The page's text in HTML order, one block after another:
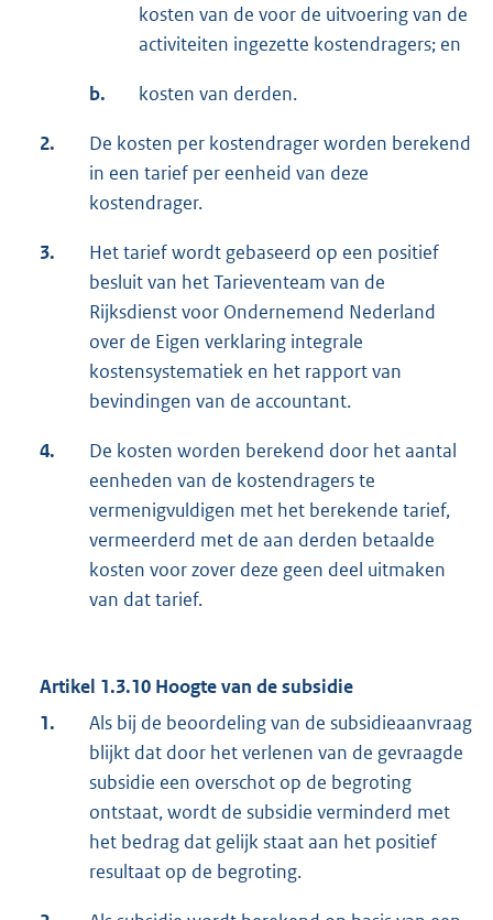
kosten van de voor de uitvoering van de
activiteiten ingezette kostendragers; en
b. kosten van derden.
2.
De kosten per kostendrager worden berekend
in een tarief per eenheid van deze
kostendrager.
3.
Het tarief wordt gebaseerd op een positief
besluit van het Tarieventeam van de
Rijksdienst voor Ondernemend Nederland
over de Eigen verklaring integrale
kostensystematiek en het rapport van
bevindingen van de accountant.
4.
De kosten worden berekend door het aantal
eenheden van de kostendragers te
vermenigvuldigen met het berekende tarief,
vermeerderd met de aan derden betaalde
kosten voor zover deze geen deel uitmaken
van dat tarief.
Artikel 1.3.10 Hoogte van de subsidie
1.
Als bij de beoordeling van de subsidieaanvraag
blijkt dat door het verlenen van de gevraagde
subsidie een overschot op de begroting
ontstaat, wordt de subsidie verminderd met
het bedrag dat gelijk staat aan het positief
resultaat op de begroting.